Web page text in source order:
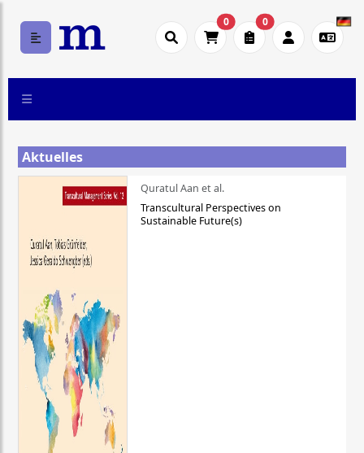
0 0
Aktuelles
Quratul Aan et al.
Transcultural Perspectives on
Sustainable Future(s)